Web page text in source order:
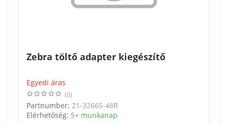
Zebra töltő adapter kiegészítő
Egyedi áras
(0)
Partnumber: 21-32665-48R
Elérhetőség: 5+ munkanap